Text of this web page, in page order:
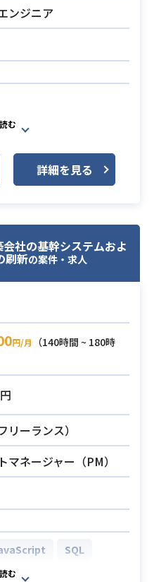
Lumen)での開発経
ックエンド(APIなど)開
安ではございますが、
スを意識した開発、テ
チューニング経験があ
以上 or 累計レコード数
など
た各サービスにおい
ンドの開発言語、サー
を正確に理解している
ンジニア
(Amazon Aurora)
Web Services)
EC2)
Terraform
ジンサービスのデータ
して、
解析/分散処理基盤開発
す。今後様々な連携を
でのデータ基盤開発を
方針であり、その推進
ればと考えておりま
盤のアーキテクチャ選
フロー⾃動化の提案、
詳細を見る
社の基幹システムおよ
刷新の案件・求人
円/月
（140時間 ~ 180時
リーランス）
マネージャー（PM）
SQL
Web Services)